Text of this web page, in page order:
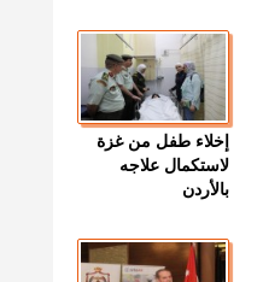
إخلاء طفل من غزة
لاستكمال علاجه
بالأردن